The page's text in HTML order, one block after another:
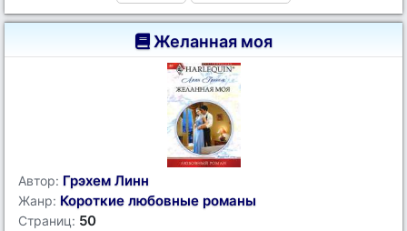
Желанная моя
Автор: Грэхем Линн
Жанр: Короткие любовные романы
Страниц: 50